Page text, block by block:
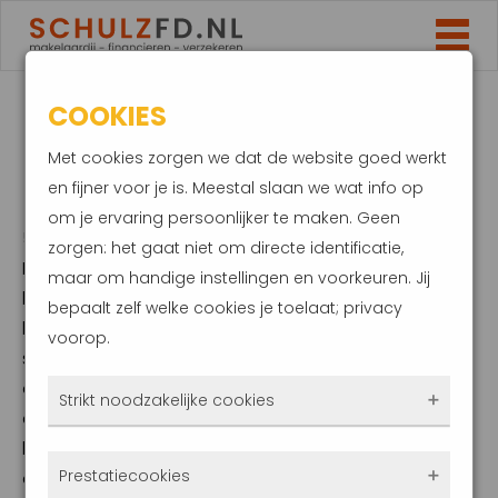
HYPOTHEEKAANVRAGEN
DOOR HET DAK
5 november 2024
In de maand oktober was het een drukte van
belang op de hypotheekmarkt, met maar
liefst 49.992 hypotheekaanvragen. Dit is een
stijging van zo’n 50% ten opzichte van
oktober 2023. Vooral de groep kopers was
actiever. Het aantal aangevraagde
hypotheken voor de koop van een woning
overtrof zelfs het eerder record uit maart
COOKIES
Met cookies zorgen we dat de website goed werkt
en fijner voor je is. Meestal slaan we wat info op
om je ervaring persoonlijker te maken. Geen
zorgen: het gaat niet om directe identificatie,
maar om handige instellingen en voorkeuren. Jij
bepaalt zelf welke cookies je toelaat; privacy
voorop.
Strikt noodzakelijke cookies
Prestatiecookies